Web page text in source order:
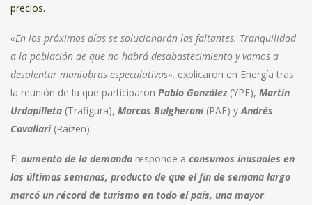
precios.
«En los próximos días se solucionarán las faltantes. Tranquilidad
a la población de que no habrá desabastecimiento y vamos a
desalentar maniobras especulativas», explicaron en Energía tras
la reunión de la que participaron Pablo González(YPF), Martín
Urdapilleta (Trafigura), Marcos Bulgheroni(PAE) y Andrés
Cavallari(Raízen).
El aumento de la demanda responde a consumos inusuales en
las últimas semanas, producto de que el fin de semana largo
marcó un récord de turismo en todo el país, una mayor